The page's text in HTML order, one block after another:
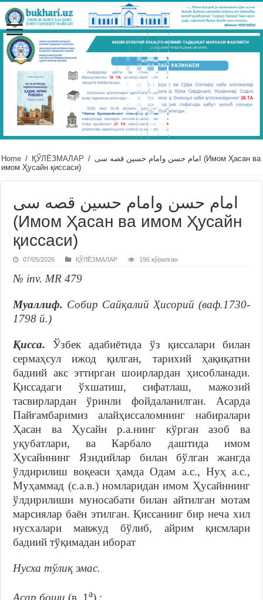
Home / ҚЎЛЁЗМАЛАР / امام حسن وامام حسین قصه سى (Имом Ҳасан ва
имом Ҳусайн қиссаси)
امام حسن وامام حسین قصه سى
(Имом Ҳасан ва имом Ҳусайн
қиссаси)
07/05/2026 ҚЎЛЁЗМАЛАР 196 кўрилган
№ inv. MR 479
Муаллиф. Собир Сайқалий Ҳисорий (ваф.1730-
1798 й.)
Қисса. Ўзбек адабиётида ўз қиссалари билан
сермаҳсул ижод қилган, тарихий ҳақиқатни
бадиий акс эттирган шоирлардан ҳисобланади.
Қиссадаги ўхшатиш, сифатлаш, мажозий
тасвирлардан ўринли фойдаланилган. Асарда
Пайғамбаримиз алайҳиссаломнинг набиралари
Ҳасан ва Ҳусайн р.а.нинг кўрган азоб ва
уқубатлари, ва Карбало даштида имом
Ҳусайннинг Язидийлар билан бўлган жангда
ўлдирилиш воқеаси ҳамда Одам а.с., Нуҳ а.с.,
Муҳаммад (с.а.в.) номларидан имом Ҳусайннинг
ўлдирилиши муносабати билан айтилган мотам
марсиялар баён этилган. Қиссанинг бир неча хил
нусхалари мавжуд бўлиб, айрим қисмлари
бадиий тўқимадан иборат
Нусха тўлиқ эмас.
Асар боши (в. 1а) :